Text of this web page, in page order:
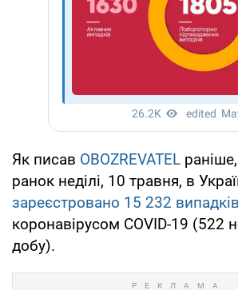
Як писав OBOZREVATEL
ранок неділі, 10 травня, в
зареєстровано 15 232
коронавірусом COVID-19 (522
добу).